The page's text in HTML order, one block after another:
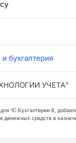
бухгалтерия
УЧЕТА"
1С:Бухгалтерии 8,
денежных средств в